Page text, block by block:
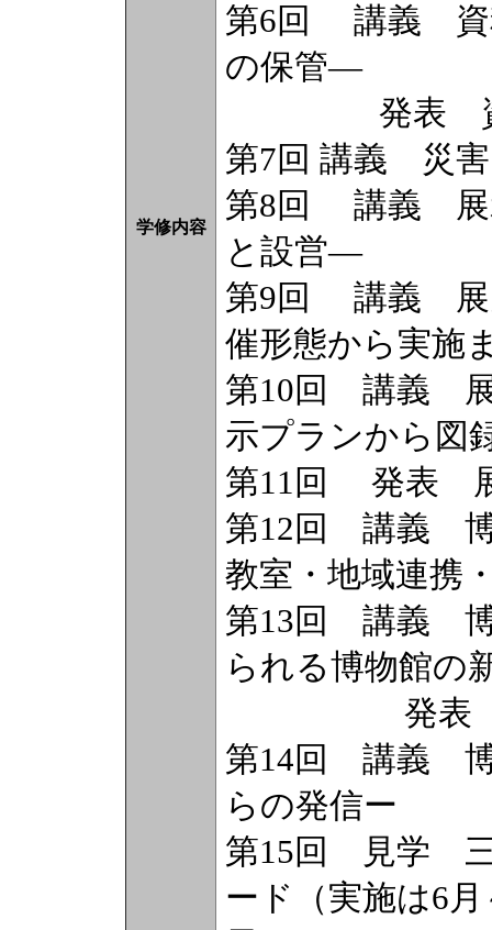
学修内容
第6回 講義 資
の保管―
発表 資料
第7回 講義 災
第8回 講義 展
と設営―
第9回 講義 展
催形態から実施
第10回 講義 展
示プランから図
第11回 発表
第12回 講義 博
教室・地域連携
第13回 講義 博
られる博物館の
発表 普及
第14回 講義 博
らの発信ー
第15回 見学 三
ード（実施は6